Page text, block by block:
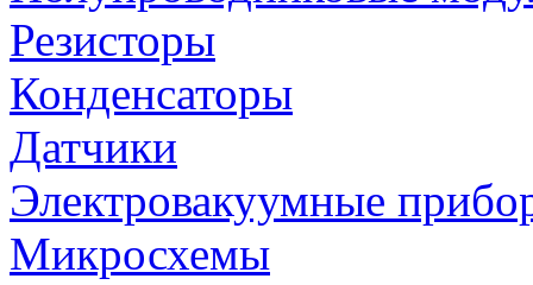
Резисторы
Конденсаторы
Датчики
Электровакуумные
Микросхемы